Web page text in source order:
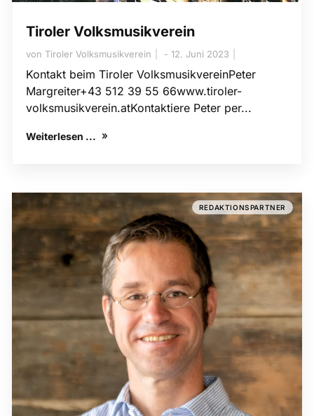
Tiroler Volksmusikverein
von Tiroler Volksmusikverein 12. Juni 2023
Kontakt beim Tiroler VolksmusikvereinPeter
Margreiter+43 512 39 55 66www.tiroler-
volksmusik​verein.atKontaktiere Peter per...
Weiterlesen ...
REDAKTIONSPARTNER